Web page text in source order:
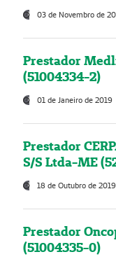
03 de Novembro de
Prestador
(51004334-2)
01 de Janeiro de 2019
Prestador
S/S Ltda-ME
18 de Outubro de 2019
Prestador
(51004335-0)